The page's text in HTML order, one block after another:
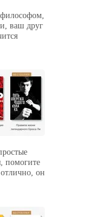
ваш друг
помогите
он